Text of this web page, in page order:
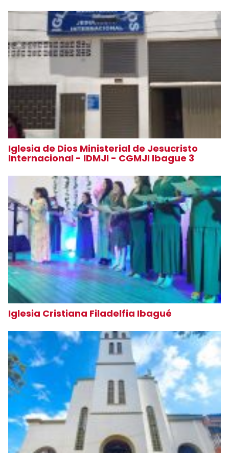
Iglesia de Dios Ministerial de Jesucristo
Internacional - IDMJI - CGMJI Ibague 3
Iglesia Cristiana Filadelfia Ibagué